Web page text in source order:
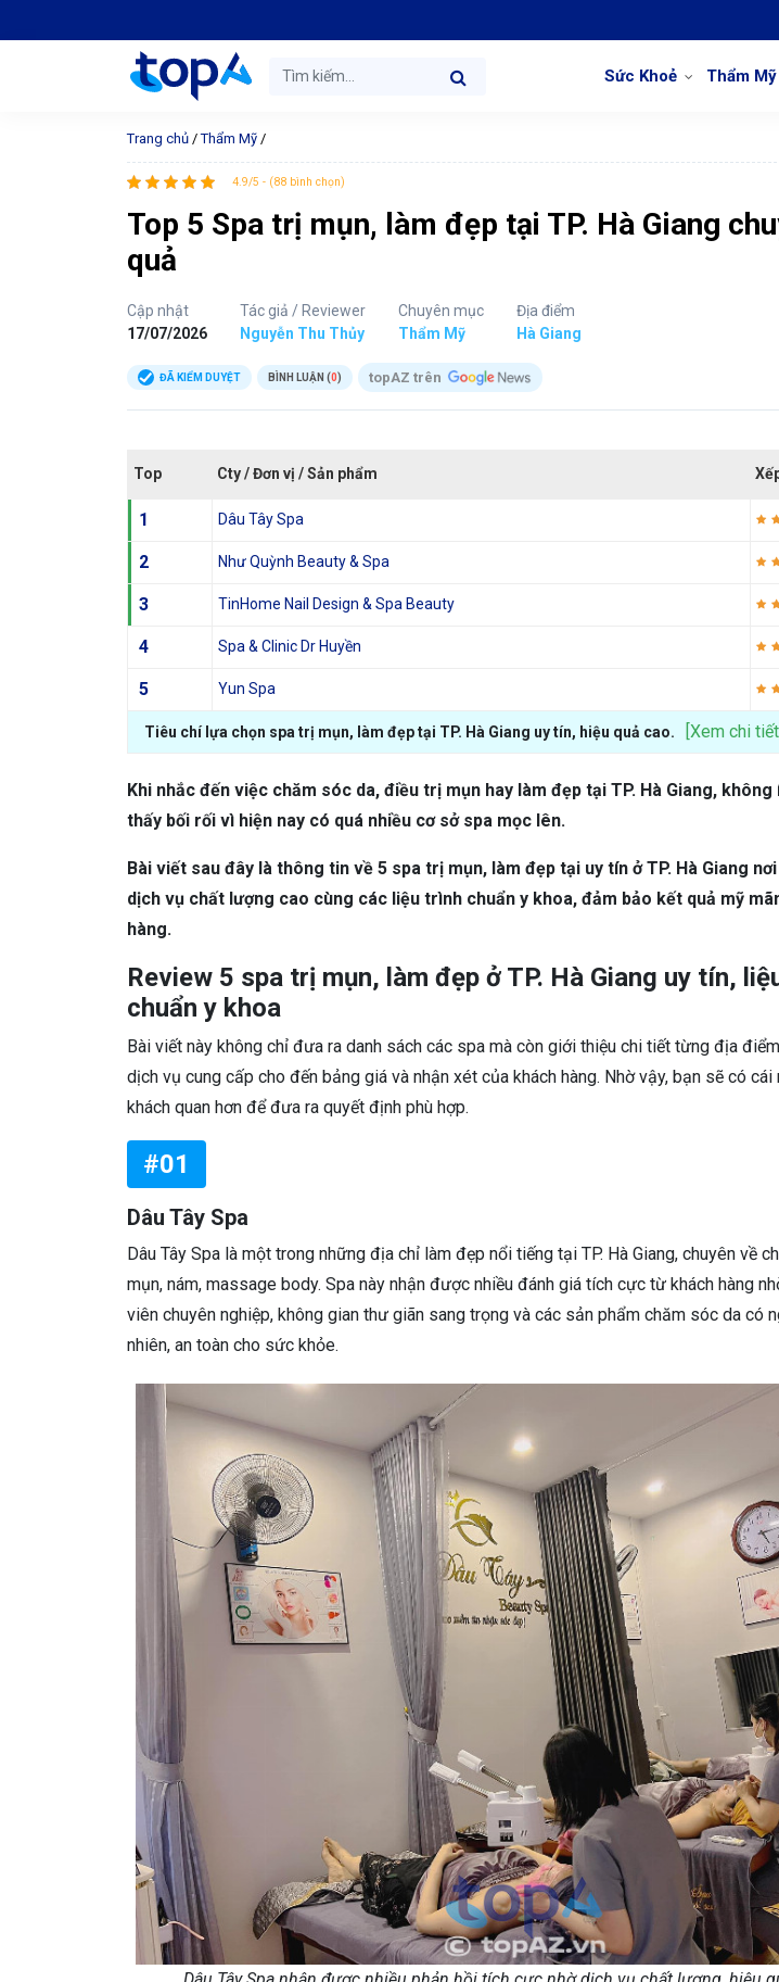
Sức Khoẻ Thẩm Mỹ
Trang chủ /Thẩm Mỹ /
4.9/5 - (88 bình chọn)
Top 5 Spa trị mụn, làm đẹp tại TP. Hà Giang
quả
Cập nhật
17/07/2026
Tác giả / Reviewer
Nguyễn Thu Thủy
Chuyên mục
Thẩm Mỹ
Địa điểm
Hà Giang
ĐÃ KIỂM DUYỆT BÌNH LUẬN (0) topAZ trên
Top Cty / Đơn vị / Sản phẩm
1 Dâu Tây Spa
2 Như Quỳnh Beauty & Spa
3 TinHome Nail Design & Spa Beauty
4 Spa & Clinic Dr Huyền
5 Yun Spa
Tiêu chí lựa chọn spa trị mụn, làm đẹp tại TP. Hà Giang uy tín, hiệu quả cao. [Xem chi
Khi nhắc đến việc chăm sóc da, điều trị mụn hay làm đẹp tại TP. Hà Giang,
thấy bối rối vì hiện nay có quá nhiều cơ sở spa mọc lên.
Bài viết sau đây là thông tin về 5 spa trị mụn, làm đẹp tại uy tín ở TP. Hà Giang
dịch vụ chất lượng cao cùng các liệu trình chuẩn y khoa, đảm bảo kết quả mỹ
hàng.
Review 5 spa trị mụn, làm đẹp ở TP. Hà Giang uy tín,
chuẩn y khoa
Bài viết này không chỉ đưa ra danh sách các spa mà còn giới thiệu chi tiết từng địa
dịch vụ cung cấp cho đến bảng giá và nhận xét của khách hàng. Nhờ vậy, bạn sẽ có cái
khách quan hơn để đưa ra quyết định phù hợp.
#01
Dâu Tây Spa
Dâu Tây Spa là một trong những địa chỉ làm đẹp nổi tiếng tại TP. Hà Giang, chuyên về
mụn, nám, massage body. Spa này nhận được nhiều đánh giá tích cực từ khách hàng
viên chuyên nghiệp, không gian thư giãn sang trọng và các sản phẩm chăm sóc da có
nhiên, an toàn cho sức khỏe.